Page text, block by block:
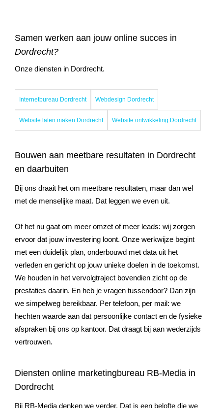
Samen werken aan jouw online succes in
Dordrecht?
Onze diensten in Dordrecht.
Internetbureau Dordrecht Webdesign Dordrecht
Website laten maken Dordrecht Website ontwikkeling Dordrecht
Bouwen aan meetbare resultaten in Dordrecht
en daarbuiten
Bij ons draait het om meetbare resultaten, maar dan wel
met de menselijke maat. Dat leggen we even uit.
Of het nu gaat om meer omzet of meer leads: wij zorgen
ervoor dat jouw investering loont. Onze werkwijze begint
met een duidelijk plan, onderbouwd met data uit het
verleden en gericht op jouw unieke doelen in de toekomst.
We houden in het vervolgtraject bovendien zicht op de
prestaties daarin. En heb je vragen tussendoor? Dan zijn
we simpelweg bereikbaar. Per telefoon, per mail: we
hechten waarde aan dat persoonlijke contact en de fysieke
afspraken bij ons op kantoor. Dat draagt bij aan wederzijds
vertrouwen.
Diensten online marketingbureau RB-Media in
Dordrecht
Bij RB-Media denken we verder. Dat is een belofte die we